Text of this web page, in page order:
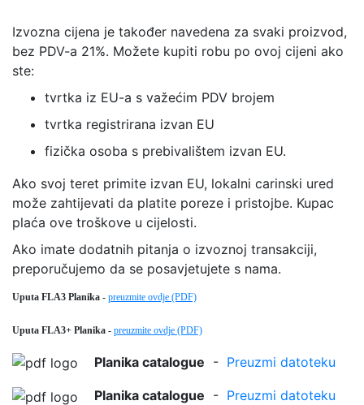
Izvozna cijena je također navedena za svaki proizvod,
bez PDV-a 21%. Možete kupiti robu po ovoj cijeni ako
ste:
tvrtka iz EU-a s važećim PDV brojem
tvrtka registrirana izvan EU
fizička osoba s prebivalištem izvan EU.
Ako svoj teret primite izvan EU, lokalni carinski ured
može zahtijevati da platite poreze i pristojbe. Kupac
plaća ove troškove u cijelosti.
Ako imate dodatnih pitanja o izvoznoj transakciji,
preporučujemo da se posavjetujete s nama.
Uputa FLA3 Planika - preuzmite ovdje (PDF)
Uputa FLA3+ Planika - preuzmite ovdje (PDF)
Planika catalogue - Preuzmi datoteku
Planika catalogue - Preuzmi datoteku